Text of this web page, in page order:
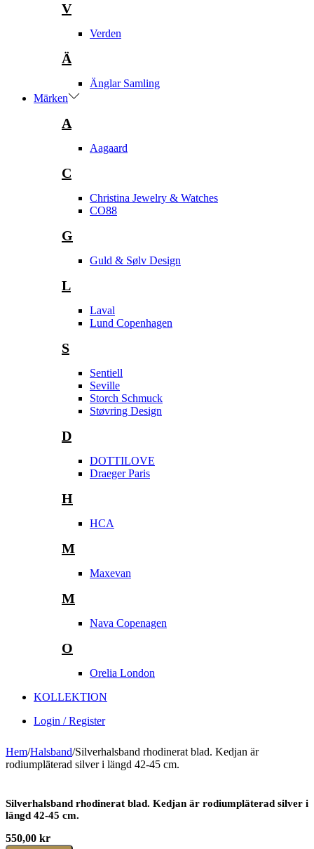
V
Verden
Ä
Änglar Samling
Märken
A
Aagaard
C
Christina Jewelry & Watches
CO88
G
Guld & Sølv Design
L
Laval
Lund Copenhagen
S
Sentiell
Seville
Storch Schmuck
Støvring Design
D
DOTTILOVE
Draeger Paris
H
HCA
M
Maxevan
M
Nava Copenagen
O
Orelia London
KOLLEKTION
Login / Register
Hem/Halsband/Silverhalsband rhodinerat blad. Kedjan är
rodiumpläterad silver i längd 42-45 cm.
Silverhalsband rhodinerat blad. Kedjan är rodiumpläterad silver i
längd 42-45 cm.
550,00 kr